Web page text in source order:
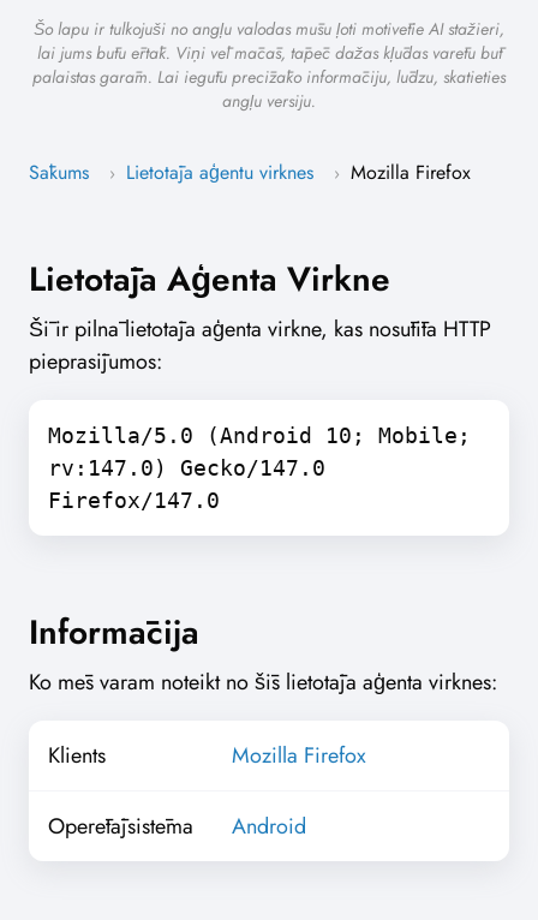
Šo lapu ir tulkojuši no angļu valodas mūsu ļoti motivētie AI stažieri,
lai jums būtu ērtāk. Viņi vēl mācās, tāpēc dažas kļūdas varētu būt
palaistas garām. Lai iegūtu precīzāko informāciju, lūdzu, skatieties
angļu versiju.
Sākums › Lietotāja aģentu virknes › Mozilla Firefox
Lietotāja Aģenta Virkne
Šī ir pilnā lietotāja aģenta virkne, kas nosūtīta HTTP
pieprasījumos:
Mozilla/5.0 (Android 10; Mobile;
rv:147.0) Gecko/147.0
Firefox/147.0
Informācija
Ko mēs varam noteikt no šīs lietotāja aģenta virknes:
Klients Mozilla Firefox
Operētājsistēma Android